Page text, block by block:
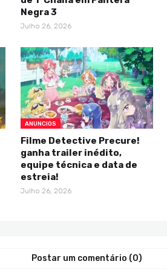
Negra 3
Julho 26, 2026
ANUNCIOS
Filme Detective Precure!
ganha trailer inédito,
equipe técnica e data de
estreia!
Julho 26, 2026
Postar um comentário (0)